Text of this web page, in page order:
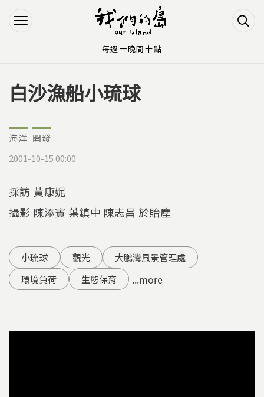
Jump to Navigation
Jump to Main content
您在這裡
白沙漁船小琉球
海洋 開發
2001-10-15 00:00
採訪 黃康妮
攝影 陳添寶 葉鎮中 陳志昌 於貽塵
小琉球 觀光
大鵬灣風景管理處
環境負荷
生態保育 ...more
每週一晚間十點